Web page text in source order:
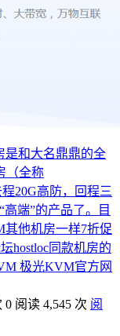
是和大名鼎鼎的全
（全称
20G高防，回程三
端”的产品了。目
他机房一样7折促
hostloc同款机房的
极光KVM官方网
0 阅读 4,545 次 阅